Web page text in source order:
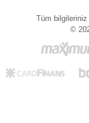
Tüm bilgileriniz
©